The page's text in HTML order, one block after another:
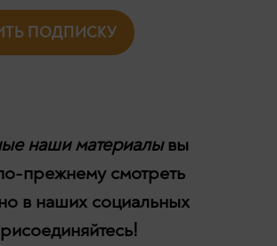
ПОДПИСКУ
наши материалывы
прежнему смотреть
в наших социальных